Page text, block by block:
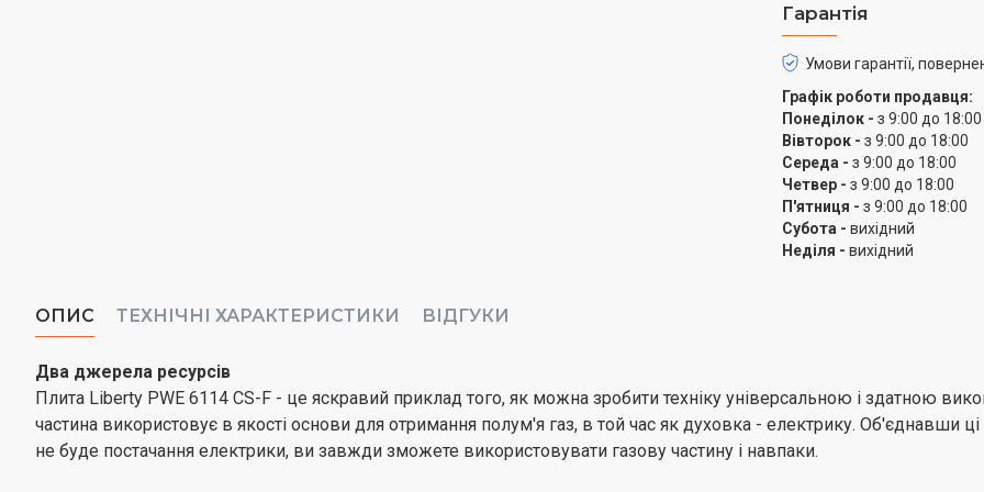
Скляні двошарові двері
Духове відділення
варіант хороший тим,
скло залишається
Опції для вашої
Духовку можна
специфіку
режими як гриль,
Гарантія
Умови гарантії,
Графік роботи продавця:
Понеділок - з 9:00 до 18:00
Вівторок - з 9:00 до 18:00
Середа - з 9:00 до 18:00
Четвер - з 9:00 до 18:00
П'ятниця - з 9:00 до 18:00
Субота - вихідний
Неділя - вихідний
ОПИС ТЕХНІЧНІ ХАРАКТЕРИСТИКИ ВІДГУКИ
Два джерела ресурсів
Плита Liberty PWE 6114 CS-F - це яскравий приклад того, як можна зробити техніку універсальною і здатною
частина використовує в якості основи для отримання полум'я газ, в той час як духовка - електрику. Об'єднавши
не буде постачання електрики, ви завжди зможете використовувати газову частину і навпаки.